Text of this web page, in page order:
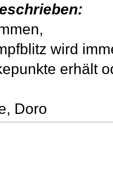
wird
erhält
Doro